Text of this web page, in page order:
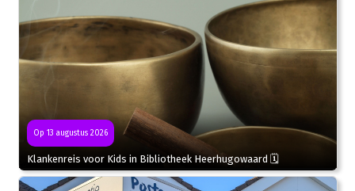
Op 13 augustus 2026
Klankenreis voor Kids in Bibliotheek Heerhugowaard 🗓